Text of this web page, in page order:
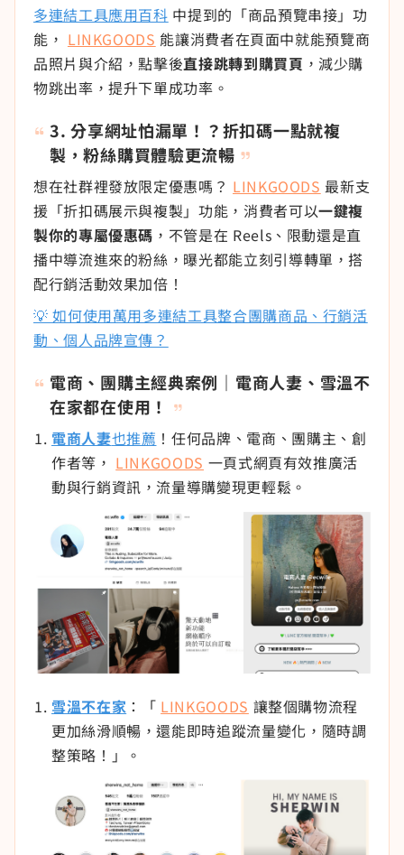
多連結工具應用百科 中提到的「商品預覽串接」功
能， LINKGOODS 能讓消費者在頁面中就能預覽商
品照片與介紹，點擊後直接跳轉到購買頁 ，減少購
物跳出率，提升下單成功率。
3. 分享網址怕漏單！？折扣碼一點就複
製，粉絲購買體驗更流暢
想在社群裡發放限定優惠嗎？ LINKGOODS 最新支
援「折扣碼展示與複製」功能，消費者可以一鍵複
製你的專屬優惠碼 ，不管是在 Reels、限動還是直
播中導流進來的粉絲，曝光都能立刻引導轉單，搭
配行銷活動效果加倍！
💡 如何使用萬用多連結工具整合團購商品、行銷活
動、個人品牌宣傳？
電商、團購主經典案例｜電商人妻、雪溫不
在家都在使用！
電商人妻也推薦 ！任何品牌、電商、團購主、創
作者等， LINKGOODS 一頁式網頁有效推廣活
動與行銷資訊，流量導購變現更輕鬆。
雪溫不在家 ：「 LINKGOODS 讓整個購物流程
更加絲滑順暢，還能即時追蹤流量變化，隨時調
整策略！」。